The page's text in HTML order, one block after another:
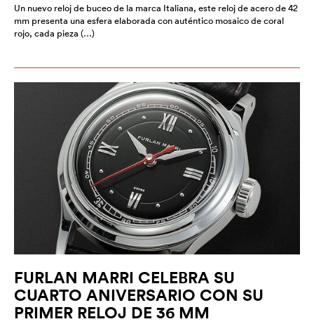
Un nuevo reloj de buceo de la marca Italiana, este reloj de acero de 42
mm presenta una esfera elaborada con auténtico mosaico de coral
rojo, cada pieza (…)
FURLAN MARRI CELEBRA SU
CUARTO ANIVERSARIO CON SU
PRIMER RELOJ DE 36 MM